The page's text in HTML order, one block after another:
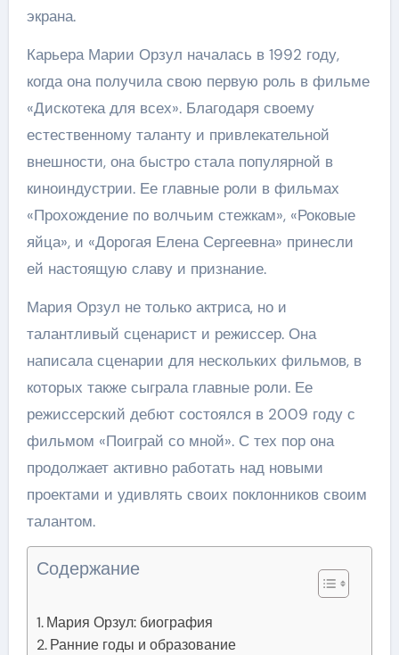
экрана.
Карьера Марии Орзул началась в 1992 году,
когда она получила свою первую роль в фильме
«Дискотека для всех». Благодаря своему
естественному таланту и привлекательной
внешности, она быстро стала популярной в
киноиндустрии. Ее главные роли в фильмах
«Прохождение по волчьим стежкам», «Роковые
яйца», и «Дорогая Елена Сергеевна» принесли
ей настоящую славу и признание.
Мария Орзул не только актриса, но и
талантливый сценарист и режиссер. Она
написала сценарии для нескольких фильмов, в
которых также сыграла главные роли. Ее
режиссерский дебют состоялся в 2009 году с
фильмом «Поиграй со мной». С тех пор она
продолжает активно работать над новыми
проектами и удивлять своих поклонников своим
талантом.
Содержание
Мария Орзул: биография
Ранние годы и образование